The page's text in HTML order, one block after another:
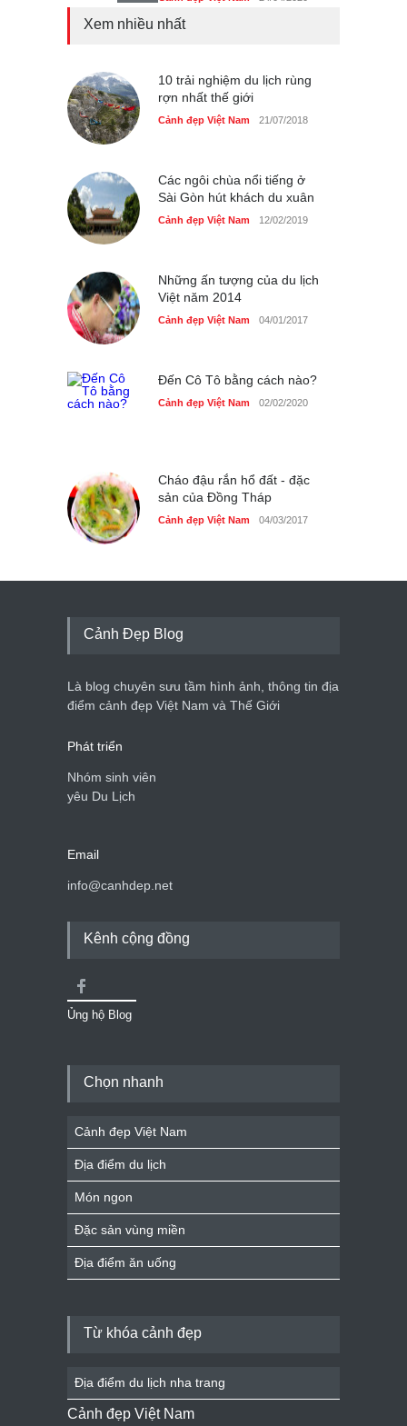
Cảnh đẹp Việt Nam 25/04/2020
Nhiều hoạt động tôn vinh
Xem nhiều nhất
10 trải nghiệm du lịch rùng
rợn nhất thế giới
Cảnh đẹp Việt Nam 21/07/2018
Các ngôi chùa nổi tiếng ở
Sài Gòn hút khách du xuân
Cảnh đẹp Việt Nam 12/02/2019
Những ấn tượng của du lịch
Việt năm 2014
Cảnh đẹp Việt Nam 04/01/2017
Đến Cô Tô bằng cách nào?
Cảnh đẹp Việt Nam 02/02/2020
Cháo đậu rắn hổ đất - đặc
sản của Đồng Tháp
Cảnh đẹp Việt Nam 04/03/2017
Cảnh Đẹp Blog
Là blog chuyên sưu tầm hình ảnh, thông tin địa
điểm cảnh đẹp Việt Nam và Thế Giới
Phát triển
Nhóm sinh viên
yêu Du Lịch
Email
info@canhdep.net
Kênh cộng đồng
Ủng hộ Blog
Chọn nhanh
Cảnh đẹp Việt Nam
Địa điểm du lịch
Món ngon
Đặc sản vùng miền
Địa điểm ăn uống
Từ khóa cảnh đẹp
Địa điểm du lịch nha trang
Cảnh đẹp Việt Nam